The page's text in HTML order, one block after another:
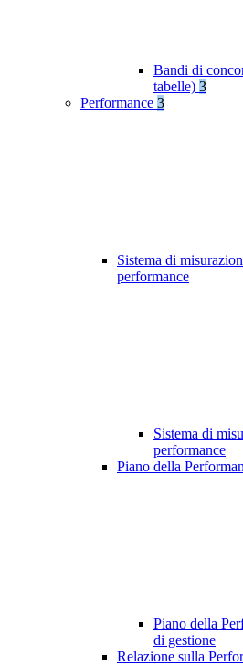
Bandi di
tabelle) 3
Performance 3
Sistema di
performance
Sistema di
performance
Piano della
Piano della
di gestione
Relazione sulla